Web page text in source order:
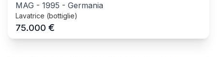
MAG - 1995 - Germania
Lavatrice (bottiglie)
75.000 €